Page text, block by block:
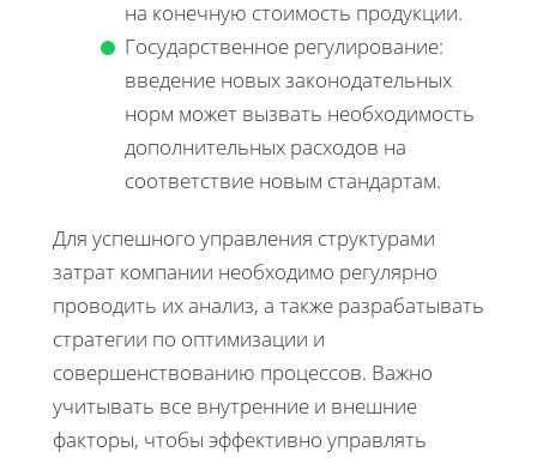
на конечную стоимость продукции.
Государственное регулирование:
введение новых законодательных
норм может вызвать необходимость
дополнительных расходов на
соответствие новым стандартам.
Для успешного управления структурами
затрат компании необходимо регулярно
проводить их анализ, а также разрабатывать
стратегии по оптимизации и
совершенствованию процессов. Важно
учитывать все внутренние и внешние
факторы, чтобы эффективно управлять